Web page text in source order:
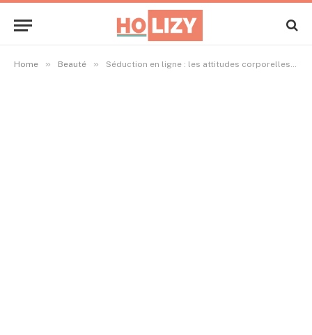
Home » Beauté » Séduction en ligne : les attitudes corporelles qui transparaissent même en visioconférence